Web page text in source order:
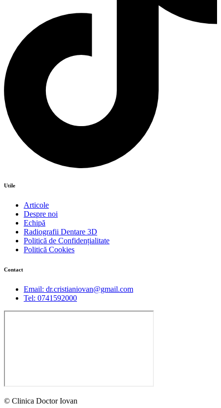
Utile
Articole
Despre noi
Echipă
Radiografii Dentare 3D
Politică de Confidențialitate
Politică Cookies
Contact
Email: dr.cristianiovan@gmail.com
Tel: 0741592000
© Clinica Doctor Iovan